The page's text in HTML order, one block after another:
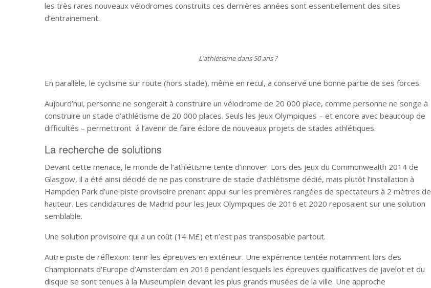
les très rares nouveaux vélodromes construits ces dernières années sont essentiellement des sites
d’entrainement.
L’athlétisme dans 50 ans ?
En parallèle, le cyclisme sur route (hors stade), même en recul, a conservé une bonne partie de ses forces.
Aujourd’hui, personne ne songerait à construire un vélodrome de 20 000 place, comme personne ne songe à
construire un stade d’athlétisme de 20 000 places. Seuls les Jeux Olympiques – et encore avec beaucoup de
difficultés – permettront à l’avenir de faire éclore de nouveaux projets de stades athlétiques.
La recherche de solutions
Devant cette menace, le monde de l’athlétisme tente d’innover. Lors des jeux du Commonwealth 2014 de
Glasgow, il a été ainsi décidé de ne pas construire de stade d’athlétisme dédié, mais plutôt l’installation à
Hampden Park d’une piste provisoire prenant appui sur les premières rangées de spectateurs à 2 mètres de
hauteur. Les candidatures de Madrid pour les Jeux Olympiques de 2016 et 2020 reposaient sur une solution
semblable.
Une solution provisoire qui a un coût (14 M£) et n’est pas transposable partout.
Autre piste de réflexion: tenir les épreuves en extérieur. Une expérience tentée notamment lors des
Championnats d’Europe d’Amsterdam en 2016 pendant lesquels les épreuves qualificatives de javelot et du
disque se sont tenues à la Museumplein devant les plus grands musées de la ville. Une approche